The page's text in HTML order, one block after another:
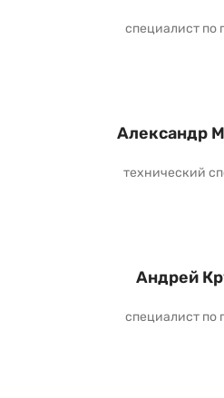
специалист по
Александр
технический
Андрей
специалист по